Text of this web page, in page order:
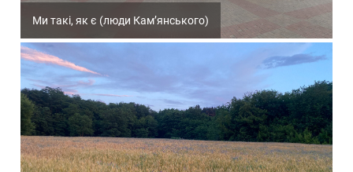
Ми такі, як є (люди Кам’янського)